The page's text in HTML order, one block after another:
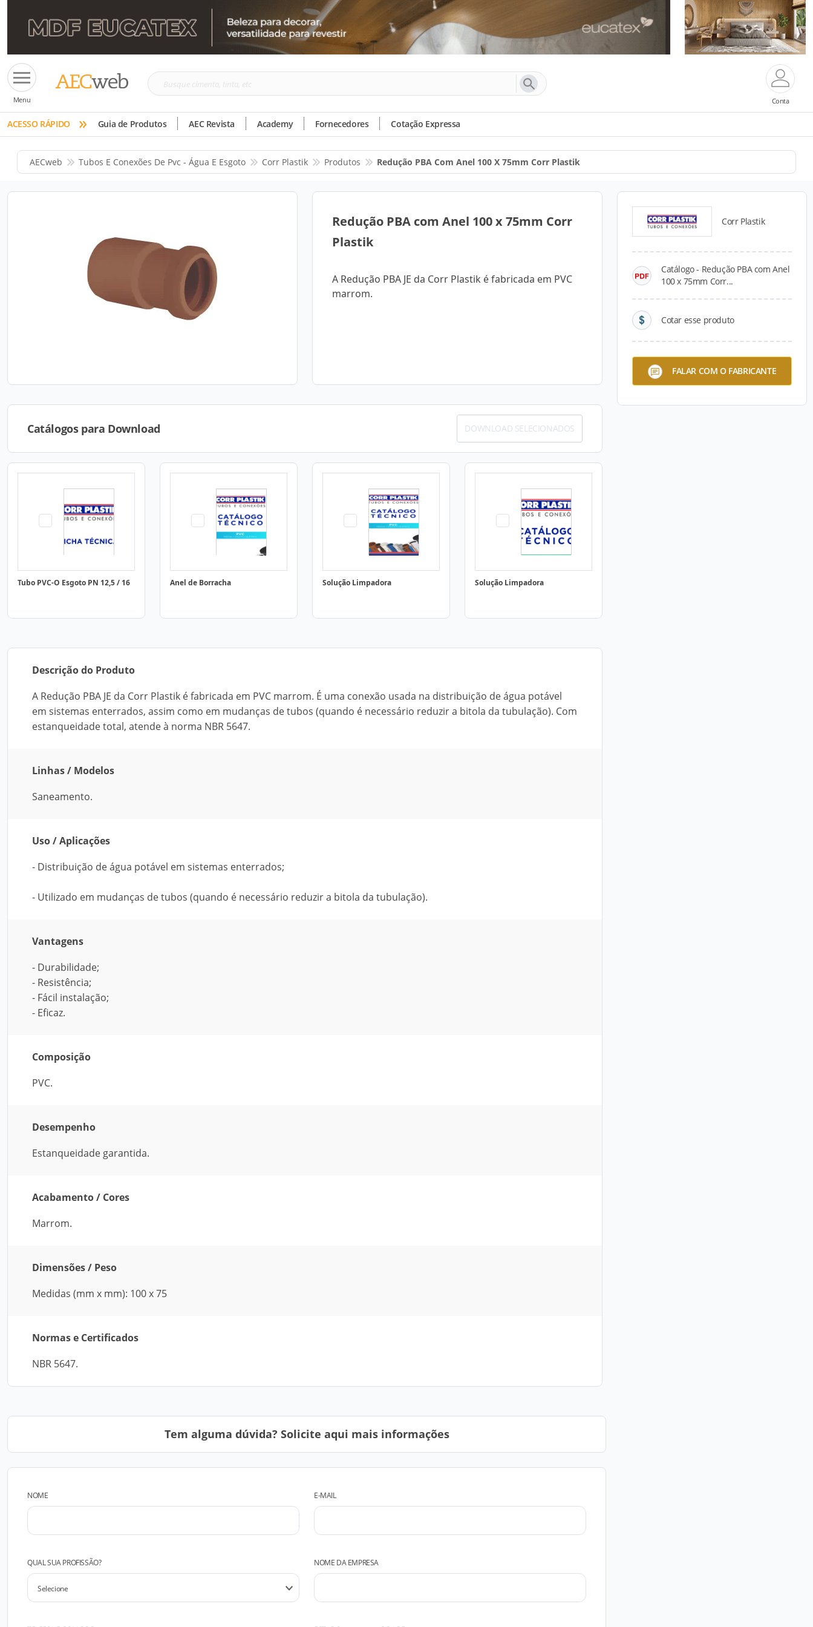
Menu
Busque
tinta,
etc
Conta
ACESSO RÁPIDO » Guia de Produtos AEC Revista Academy Fornecedores Cotação Expressa
AECweb Tubos E Conexões De Pvc - Água E Esgoto Corr Plastik Produtos Redução PBA Com Anel 100 X 75mm Corr Plastik
Redução PBA com Anel 100 x 75mm Corr
Plastik
A Redução PBA JE da Corr Plastik é fabricada em PVC
marrom.
Corr Plastik
Catálogo - Redução PBA com Anel
100 x 75mm Corr...
Cotar esse produto
FALAR COM O FABRICANTE
Catálogos para Download DOWNLOAD SELECIONADOS
Tubo PVC-O Esgoto PN 12,5 / 16 Anel de Borracha Solução Limpadora Solução Limpadora
Descrição do Produto
A Redução PBA JE da Corr Plastik é fabricada em PVC marrom. É uma conexão usada na distribuição de água potável
em sistemas enterrados, assim como em mudanças de tubos (quando é necessário reduzir a bitola da tubulação). Com
estanqueidade total, atende à norma NBR 5647.
Linhas / Modelos
Saneamento.
Uso / Aplicações
- Distribuição de água potável em sistemas enterrados;
- Utilizado em mudanças de tubos (quando é necessário reduzir a bitola da tubulação).
Vantagens
- Durabilidade;
- Resistência;
- Fácil instalação;
- Eficaz.
Composição
PVC.
Desempenho
Estanqueidade garantida.
Acabamento / Cores
Marrom.
Dimensões / Peso
Medidas (mm x mm): 100 x 75
Normas e Certificados
NBR 5647.
Tem alguma dúvida? Solicite aqui mais informações
NOME E-MAIL
QUAL SUA PROFISSÃO? NOME DA EMPRESA